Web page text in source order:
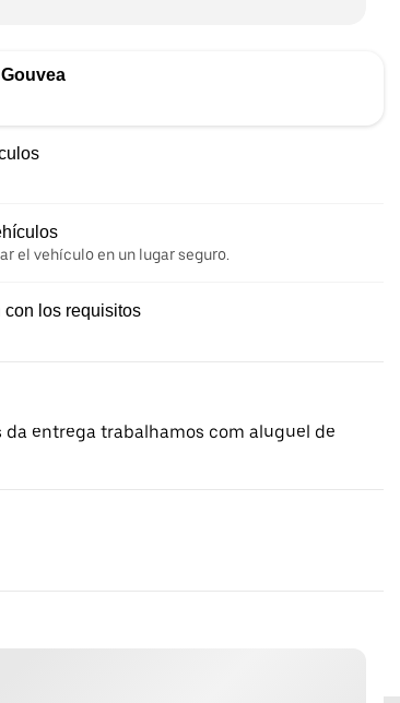
el vehículo en un lugar seguro.
los requisitos
da entrega trabalhamos com aluguel de